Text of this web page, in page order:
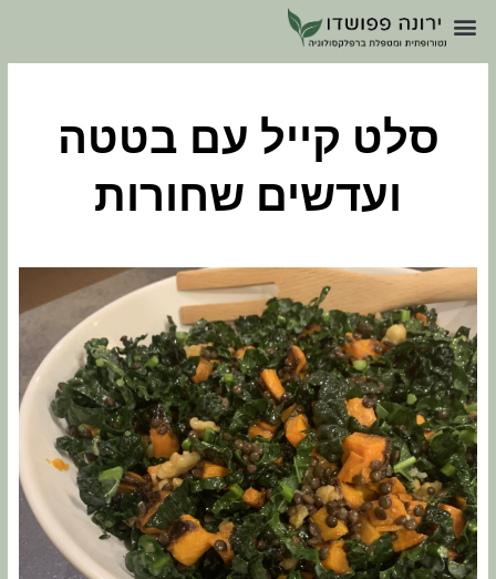
סלט קייל עם בטטה
ועדשים שחורות